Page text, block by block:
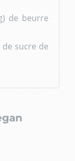
de beurre
de sucre de